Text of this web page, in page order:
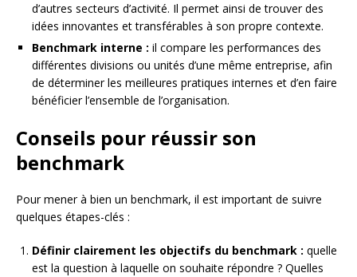
d’autres secteurs d’activité. Il permet ainsi de trouver des
idées innovantes et transférables à son propre contexte.
Benchmark interne : il compare les performances des
différentes divisions ou unités d’une même entreprise, afin
de déterminer les meilleures pratiques internes et d’en faire
bénéficier l’ensemble de l’organisation.
Conseils pour réussir son
benchmark
Pour mener à bien un benchmark, il est important de suivre
quelques étapes-clés :
Définir clairement les objectifs du benchmark : quelle
est la question à laquelle on souhaite répondre ? Quelles